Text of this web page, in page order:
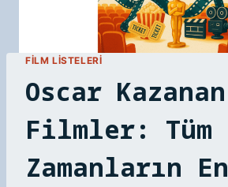
FILM LISTELERI
Oscar Kazanan
Filmler: Tüm
Zamanların En